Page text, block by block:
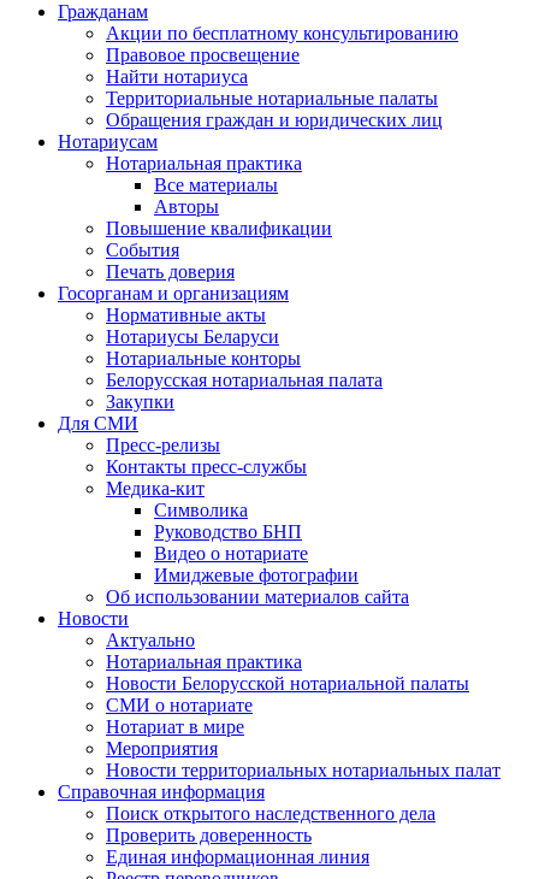
Гражданам
Акции по бесплатному консультированию
Правовое просвещение
Найти нотариуса
Территориальные нотариальные палаты
Обращения граждан и юридических лиц
Нотариусам
Нотариальная практика
Все материалы
Авторы
Повышение квалификации
События
Печать доверия
Госорганам и организациям
Нормативные акты
Нотариусы Беларуси
Нотариальные конторы
Белорусская нотариальная палата
Закупки
Для СМИ
Пресс-релизы
Контакты пресс-службы
Медика-кит
Символика
Руководство БНП
Видео о нотариате
Имиджевые фотографии
Об использовании материалов сайта
Новости
Актуально
Нотариальная практика
Новости Белорусской нотариальной палаты
СМИ о нотариате
Нотариат в мире
Мероприятия
Новости территориальных нотариальных палат
Справочная информация
Поиск открытого наследственного дела
Проверить доверенность
Единая информационная линия